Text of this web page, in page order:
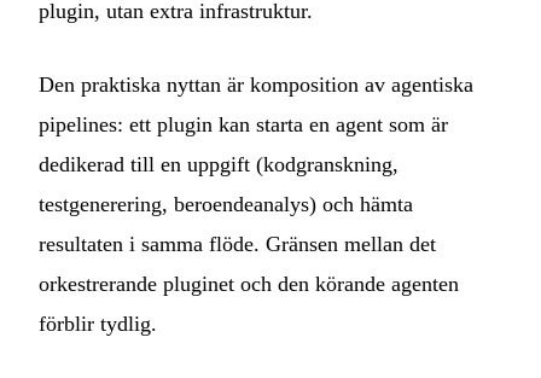
plugin, utan extra infrastruktur.
Den praktiska nyttan är komposition av agentiska
pipelines: ett plugin kan starta en agent som är
dedikerad till en uppgift (kodgranskning,
testgenerering, beroendeanalys) och hämta
resultaten i samma flöde. Gränsen mellan det
orkestrerande pluginet och den körande agenten
förblir tydlig.